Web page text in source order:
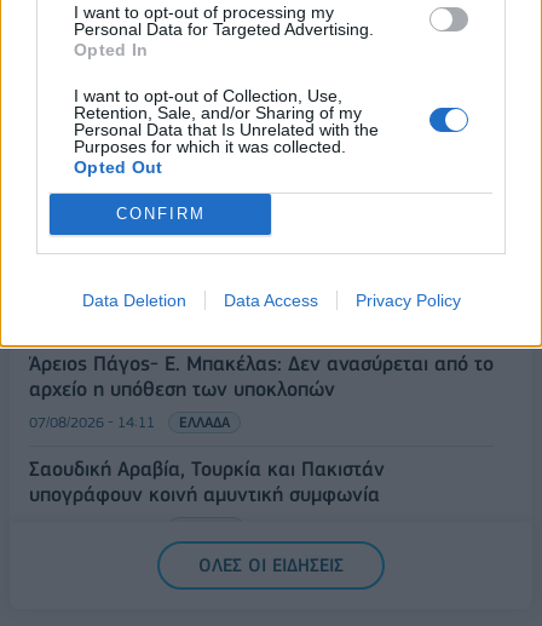
I want to opt-out of processing my
Personal Data for Targeted Advertising.
Opted In
I want to opt-out of Collection, Use,
Retention, Sale, and/or Sharing of my
Personal Data that Is Unrelated with the
Purposes for which it was collected.
Opted Out
CONFIRM
Data Deletion Data Access Privacy Policy
Νέο κύμα καύσωνα στην Ευρώπη – Θερμοκρασίες
άνω των 40°C σε Ιταλία, Ισπανία και Βαλκάνια
Fourlis: Συμφωνία για την πώληση συμμετοχής στο
Sofia South Ring Mall έναντι 49,35 εκατ. ευρώ
ΥΠΠΟ: Επιχορηγήσεις 1.106.000 ευρώ για την
ενίσχυση των Πολυθεματικών Φεστιβάλ σε όλη την
Άρειος Πάγος- Ε. Μπακέλας: Δεν ανασύρεται από το
αρχείο η υπόθεση των υποκλοπών
07/08/2026 - 14:11 ΕΛΛΑΔΑ
Σαουδική Αραβία, Τουρκία και Πακιστάν
υπογράφουν κοινή αμυντική συμφωνία
ΟΛΕΣ ΟΙ ΕΙΔΗΣΕΙΣ